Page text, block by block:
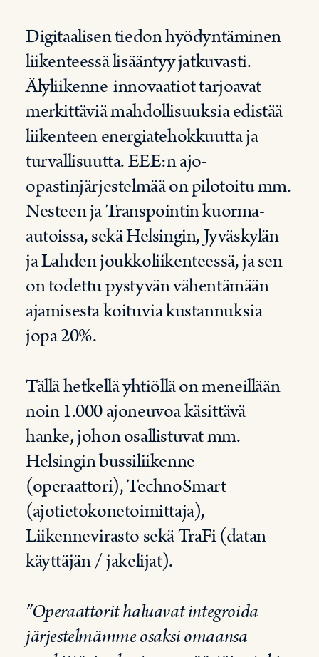
Digitaalisen tiedon hyödyntäminen
liikenteessä lisääntyy jatkuvasti.
Älyliikenne-innovaatiot tarjoavat
merkittäviä mahdollisuuksia edistää
liikenteen energiatehokkuutta ja
turvallisuutta. EEE:n ajo-
opastinjärjestelmää on pilotoitu mm.
Nesteen ja Transpointin kuorma-
autoissa, sekä Helsingin, Jyväskylän
ja Lahden joukkoliikenteessä, ja sen
on todettu pystyvän vähentämään
ajamisesta koituvia kustannuksia
jopa 20%.
Tällä hetkellä yhtiöllä on meneillään
noin 1.000 ajoneuvoa käsittävä
hanke, johon osallistuvat mm.
Helsingin bussiliikenne
(operaattori), TechnoSmart
(ajotietokonetoimittaja),
Liikennevirasto sekä TraFi (datan
käyttäjän / jakelijat).
”Operaattorit haluavat integroida
järjestelmämme osaksi omaansa